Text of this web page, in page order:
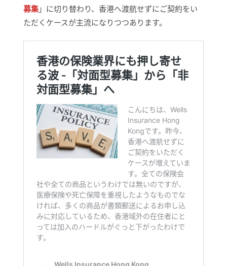
募集 」に切り替わり、香港へ渡航せずにご契約をい
ただくケースが主流になりつつあります。